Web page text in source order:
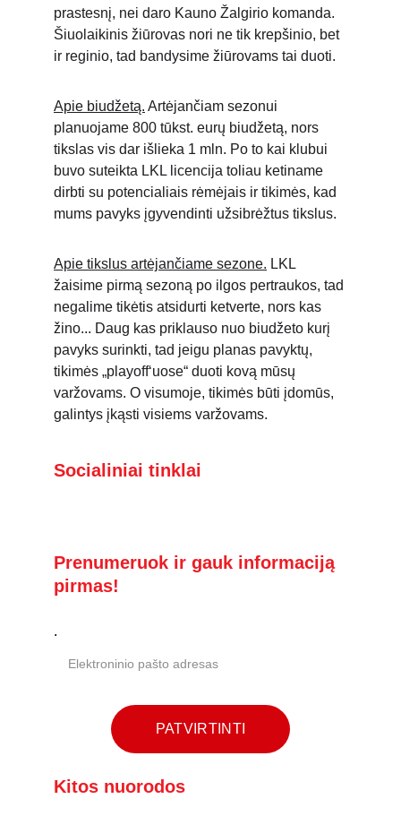
prastesnį, nei daro Kauno Žalgirio komanda.
Šiuolaikinis žiūrovas nori ne tik krepšinio, bet
ir reginio, tad bandysime žiūrovams tai duoti.
Apie biudžetą. Artėjančiam sezonui
planuojame 800 tūkst. eurų biudžetą, nors
tikslas vis dar išlieka 1 mln. Po to kai klubui
buvo suteikta LKL licencija toliau ketiname
dirbti su potencialiais rėmėjais ir tikimės, kad
mums pavyks įgyvendinti užsibrėžtus tikslus.
Apie tikslus artėjančiame sezone. LKL
žaisime pirmą sezoną po ilgos pertraukos, tad
negalime tikėtis atsidurti ketverte, nors kas
žino... Daug kas priklauso nuo biudžeto kurį
pavyks surinkti, tad jeigu planas pavyktų,
tikimės „playoff‘uose“ duoti kovą mūsų
varžovams. O visumoje, tikimės būti įdomūs,
galintys įkąsti visiems varžovams.
Socialiniai tinklai
Kitos nuorodos
.
PATVIRTINTI
Prenumeruok ir gauk informaciją
pirmas!